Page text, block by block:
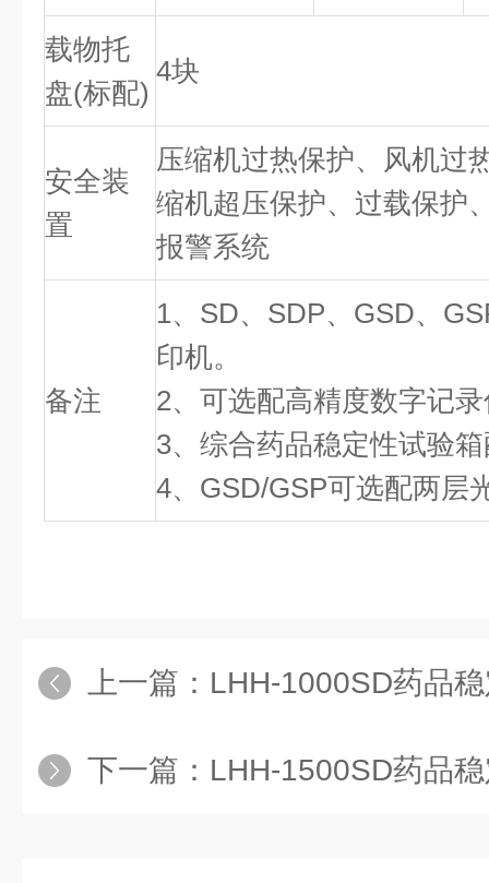
载物托
盘(标配)
4块
安全装
置
压缩机过热保护、风机过
缩机超压保护、过载保护
报警系统
备注
1、SD、SDP、GSD、
印机。
2、可选配高精度数字记
3、综合药品稳定性试验
4、GSD/GSP可选配两层
上一篇： LHH-1000SD药品稳定性
下一篇： LHH-1500SD药品稳定性试